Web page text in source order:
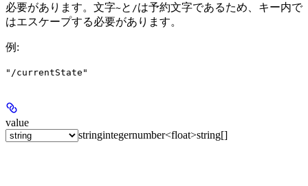
必要があります。文字~と /は予約文字であるため、キー内で
はエスケープする必要があります。
例 :
"/currentState"
value
stringintegernumber<float>string[]